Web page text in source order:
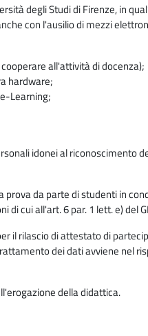
degli Studi di Firenze, in
con l'ausilio di mezzi
all'attività di docenza);
hardware;
Learning;
idonei al riconoscimento
da parte di studenti in
cui all'art. 6 par. 1 lett. e) del
il rilascio di attestato di
dei dati avviene nel
della didattica.